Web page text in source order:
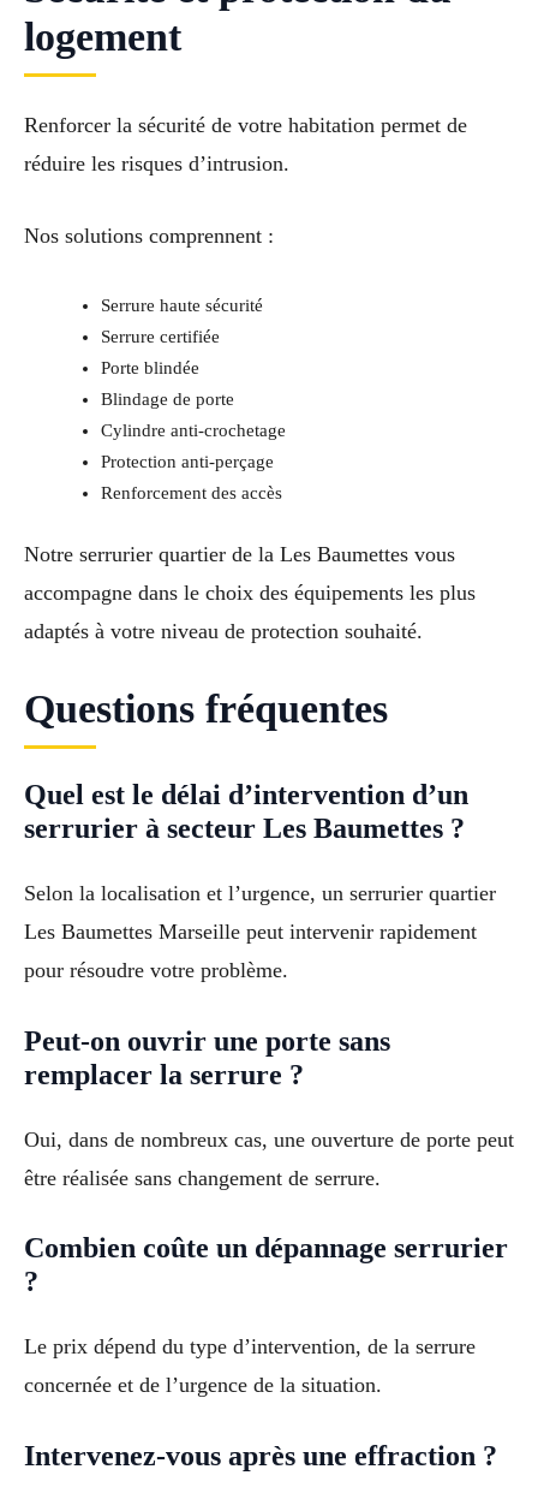
logement
Renforcer la sécurité de votre habitation permet de
réduire les risques d’intrusion.
Nos solutions comprennent :
Serrure haute sécurité
Serrure certifiée
Porte blindée
Blindage de porte
Cylindre anti-crochetage
Protection anti-perçage
Renforcement des accès
Notre serrurier quartier de la Les Baumettes vous
accompagne dans le choix des équipements les plus
adaptés à votre niveau de protection souhaité.
Questions fréquentes
Quel est le délai d’intervention d’un
serrurier à secteur Les Baumettes ?
Selon la localisation et l’urgence, un serrurier quartier
Les Baumettes Marseille peut intervenir rapidement
pour résoudre votre problème.
Peut-on ouvrir une porte sans
remplacer la serrure ?
Oui, dans de nombreux cas, une ouverture de porte peut
être réalisée sans changement de serrure.
Combien coûte un dépannage serrurier
?
Le prix dépend du type d’intervention, de la serrure
concernée et de l’urgence de la situation.
Intervenez-vous après une effraction ?